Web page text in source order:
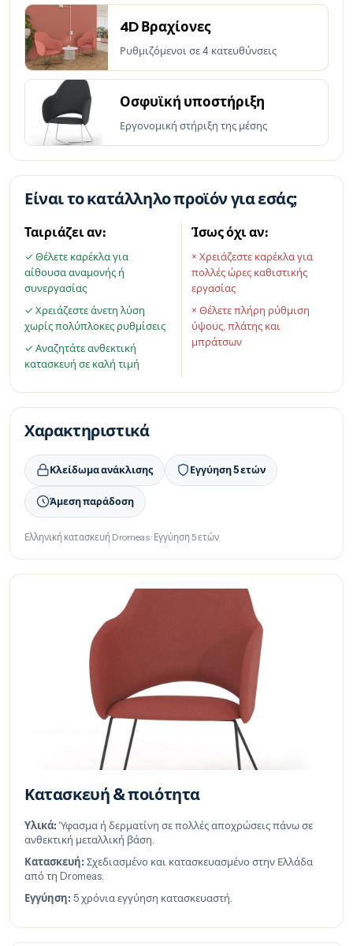
4D Βραχίονες
Ρυθμιζόμενοι σε 4 κατευθύνσεις
Οσφυϊκή υποστήριξη
Εργονομική στήριξη της μέσης
Είναι το κατάλληλο προϊόν για εσάς;
Ταιριάζει αν:
✓ Θέλετε καρέκλα για
αίθουσα αναμονής ή
συνεργασίας
✓ Χρειάζεστε άνετη λύση
χωρίς πολύπλοκες ρυθμίσεις
✓ Αναζητάτε ανθεκτική
κατασκευή σε καλή τιμή
Ίσως όχι αν:
× Χρειάζεστε καρέκλα για
πολλές ώρες καθιστικής
εργασίας
× Θέλετε πλήρη ρύθμιση
ύψους, πλάτης και
μπράτσων
Χαρακτηριστικά
Κλείδωμα ανάκλισης Εγγύηση 5 ετών
Άμεση παράδοση
Ελληνική κατασκευή Dromeas · Εγγύηση 5 ετών
Κατασκευή & ποιότητα
Υλικά: Ύφασμα ή δερματίνη σε πολλές αποχρώσεις πάνω σε
ανθεκτική μεταλλική βάση.
Κατασκευή: Σχεδιασμένο και κατασκευασμένο στην Ελλάδα
από τη Dromeas.
Εγγύηση: 5 χρόνια εγγύηση κατασκευαστή.